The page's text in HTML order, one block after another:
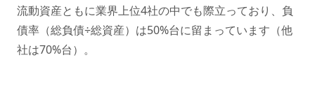
流動資産ともに業界上位4社の中でも際立っており、負
債率（総負債÷総資産）は50%台に留まっています（他
社は70%台）。